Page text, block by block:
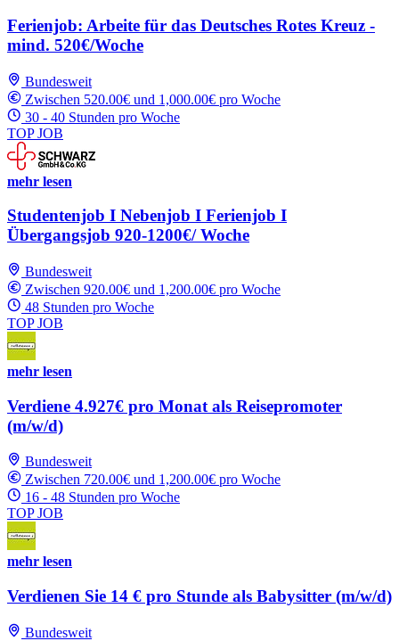
Ferienjob: Arbeite für das Deutsches Rotes Kreuz -
mind. 520€/Woche
Bundesweit
Zwischen 520.00€ und 1,000.00€ pro Woche
30 - 40 Stunden pro Woche
TOP JOB
mehr lesen
Studentenjob I Nebenjob I Ferienjob I
Übergangsjob 920-1200€/ Woche
Bundesweit
Zwischen 920.00€ und 1,200.00€ pro Woche
48 Stunden pro Woche
TOP JOB
mehr lesen
Verdiene 4.927€ pro Monat als Reisepromoter
(m/w/d)
Bundesweit
Zwischen 720.00€ und 1,200.00€ pro Woche
16 - 48 Stunden pro Woche
TOP JOB
mehr lesen
Verdienen Sie 14 € pro Stunde als Babysitter (m/w/d)
Bundesweit